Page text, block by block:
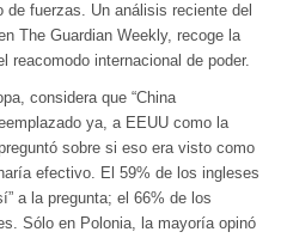
fuerzas. Un análisis reciente del
The Guardian Weekly, recoge la
reacomodo internacional de poder.
considera que “China
ya, a EEUU como la
sobre si eso era visto como
efectivo. El 59% de los ingleses
a la pregunta; el 66% de los
Sólo en Polonia, la mayoría opinó